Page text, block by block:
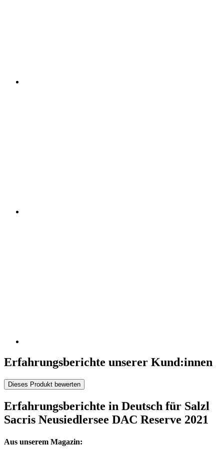
Erfahrungsberichte unserer Kund:innen
Dieses Produkt bewerten
Erfahrungsberichte in Deutsch für Salzl
Sacris Neusiedlersee DAC Reserve 2021
Aus unserem Magazin: